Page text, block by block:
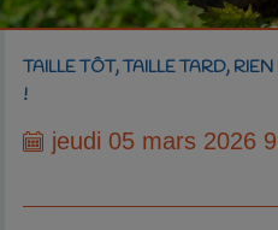
TAILLE TÔT, TAILLE TARD,
!
jeudi 05 mars 2026